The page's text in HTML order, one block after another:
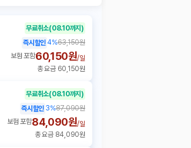
무료취소(08.10까지)
즉시할인 4%63,150원
보험 포함60,150원/일
총 요금 60,150원
무료취소(08.10까지)
즉시할인 3%87,090원
보험 포함84,090원/일
총 요금 84,090원